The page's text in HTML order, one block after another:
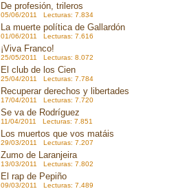
De profesión, trileros
05/06/2011 Lecturas: 7.834
La muerte política de Gallardón
01/06/2011 Lecturas: 7.616
¡Viva Franco!
25/05/2011 Lecturas: 8.072
El club de los Cien
25/04/2011 Lecturas: 7.784
Recuperar derechos y libertades
17/04/2011 Lecturas: 7.720
Se va de Rodríguez
11/04/2011 Lecturas: 7.851
Los muertos que vos matáis
29/03/2011 Lecturas: 7.207
Zumo de Laranjeira
13/03/2011 Lecturas: 7.802
El rap de Pepiño
09/03/2011 Lecturas: 7.489